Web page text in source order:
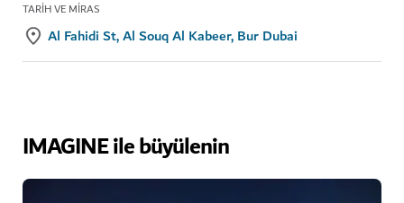
TARIH VE MIRAS
Al Fahidi St, Al Souq Al Kabeer, Bur Dubai
IMAGINE ile büyülenin